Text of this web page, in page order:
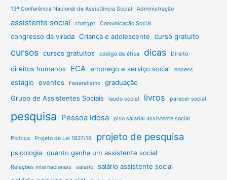
13ª Conferência Nacional de Assistência Social Administração
assistente social chatgpt Comunicação Social
congresso da virada Criança e adolescente curso gratuito
cursos cursos gratuitos código de ética dicas Direito
direitos humanos ECA emprego e serviço social enpess
estágio eventos Federalismo
graduação
Grupo de Assistentes Sociais
laudo social livros parecer social
pesquisa Pessoa Idosa piso salarial assistente social
Política Projeto de Lei 1827/19 projeto de pesquisa
psicologia quanto ganha um assistente social
Relações internacionais salario salário assistente social